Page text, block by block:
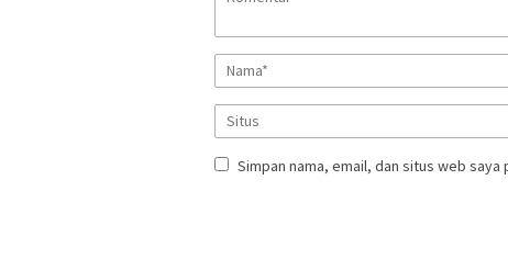
Simpan nama, email, dan situs web